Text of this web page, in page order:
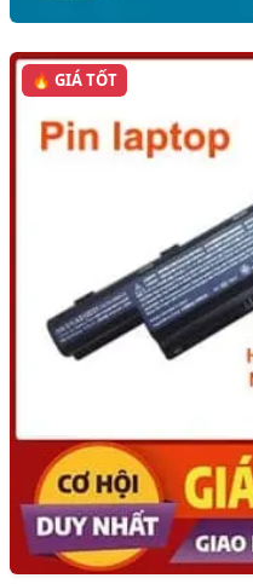
🔥 GIÁ TỐT